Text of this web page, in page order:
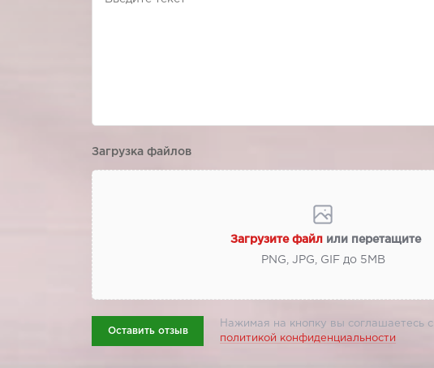
Загрузка файлов
Загрузите файл или перетащите
PNG, JPG, GIF до 5МВ
Оставить отзыв
Нажимая на кнопку вы соглашаетесь с
политикой конфиденциальности